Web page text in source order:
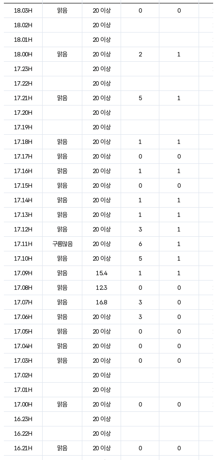
도시별 기상실황표로 지점, 날씨, 기온, 강수, 바람, 기압등을 안내한 표입
18.03H
맑음 20 이상 0 0
18.02H
20 이상
18.01H
20 이상
18.00H
맑음 20 이상 2 1
17.23H
20 이상
17.22H
20 이상
17.21H
맑음 20 이상 5 1
17.20H
20 이상
17.19H
20 이상
17.18H
맑음 20 이상 1 1
17.17H
맑음 20 이상 0 0
17.16H
맑음 20 이상 1 1
17.15H
맑음 20 이상 0 0
17.14H
맑음 20 이상 1 1
17.13H
맑음 20 이상 1 1
17.12H
맑음 20 이상 3 1
17.11H
구름많음 20 이상 6 1
17.10H
맑음 20 이상 5 1
17.09H
맑음 15.4 1 1
17.08H
맑음 12.3 0 0
17.07H
맑음 16.8 3 0
17.06H
맑음 20 이상 3 0
17.05H
맑음 20 이상 0 0
17.04H
맑음 20 이상 0 0
17.03H
맑음 20 이상 0 0
17.02H
20 이상
17.01H
20 이상
17.00H
맑음 20 이상 0 0
16.23H
20 이상
16.22H
20 이상
16.21H
맑음 20 이상 0 0